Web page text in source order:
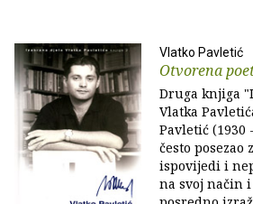
Vlatko Pavletić
Otvorena
Druga knjiga
Vlatka
Pavletić (1930
često posezao
ispovijedi i
na svoj način